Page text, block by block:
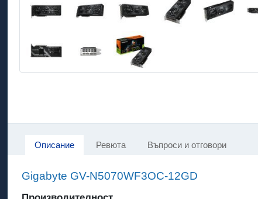
Описание Ревюта Въпроси и отговори
Gigabyte GV-N5070WF3OC-12GD